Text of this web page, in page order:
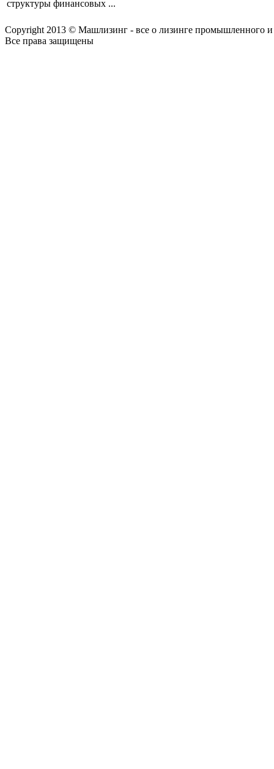
структуры финансовых ...
Copyright 2013 © Машлизинг - все о лизинге промышленного и
Все права защищены